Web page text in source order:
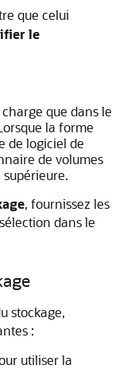
que celui
le
que dans le
la forme
de logiciel de
de volumes
, fournissez les
dans le
stockage,
:
utiliser la